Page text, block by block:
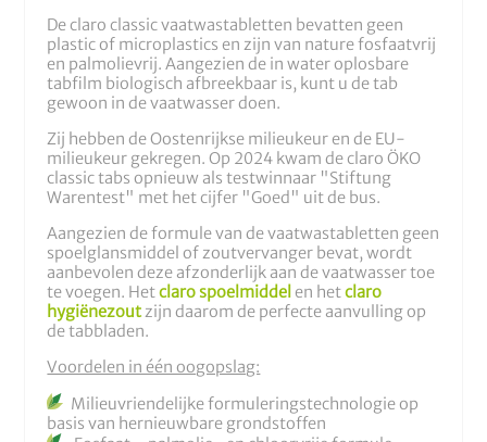
De claro classic vaatwastabletten bevatten geen
plastic of microplastics en zijn van nature fosfaatvrij
en palmolievrij. Aangezien de in water oplosbare
tabfilm biologisch afbreekbaar is, kunt u de tab
gewoon in de vaatwasser doen.
Zij hebben de Oostenrijkse milieukeur en de EU-
milieukeur gekregen. Op 2024 kwam de claro ÖKO
classic tabs opnieuw als testwinnaar "Stiftung
Warentest" met het cijfer "Goed" uit de bus.
Aangezien de formule van de vaatwastabletten geen
spoelglansmiddel of zoutvervanger bevat, wordt
aanbevolen deze afzonderlijk aan de vaatwasser toe
te voegen. Hetclaro spoelmiddel en hetclaro
hygiënezoutzijn daarom de perfecte aanvulling op
de tabbladen.
Voordelen in één oogopslag:
Milieuvriendelijke formuleringstechnologie op
basis van hernieuwbare grondstoffen